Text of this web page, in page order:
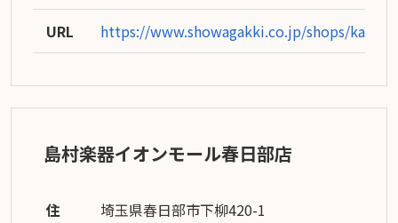
URL https://www.showagakki.co.jp/shops/
島村楽器イオンモール春日部店
住
埼玉県春日部市下柳420-1